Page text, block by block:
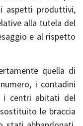
aspetti produttivi,
alla tutela del
e al rispetto
quella di
i contadini
i centri abitati del
le braccia